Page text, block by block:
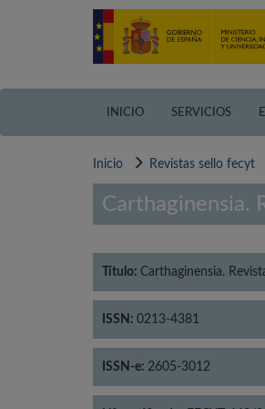
INICIO SERVICIOS
Inicio Revistas sello fecyt
Carthaginensia.
Título: Carthaginensia.
ISSN: 0213-4381
ISSN-e: 2605-3012